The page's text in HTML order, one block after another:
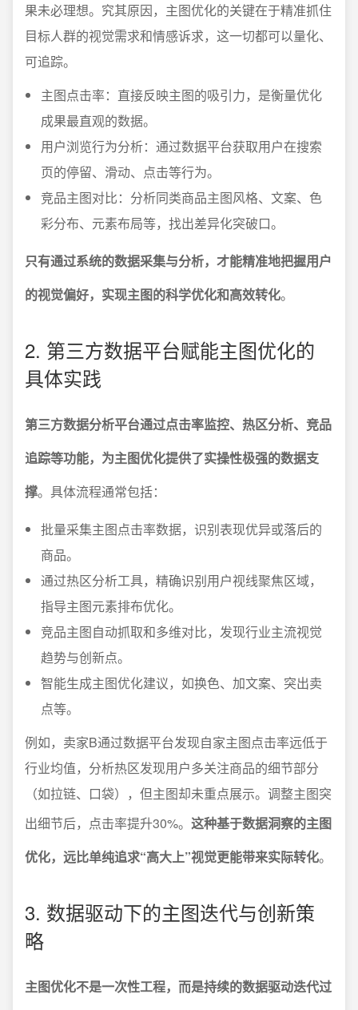
果未必理想。究其原因，主图优化的关键在于精准抓住
目标人群的视觉需求和情感诉求，这一切都可以量化、
可追踪。
主图点击率：直接反映主图的吸引力，是衡量优化
成果最直观的数据。
用户浏览行为分析：通过数据平台获取用户在搜索
页的停留、滑动、点击等行为。
竞品主图对比：分析同类商品主图风格、文案、色
彩分布、元素布局等，找出差异化突破口。
只有通过系统的数据采集与分析，才能精准地把握用户
的视觉偏好，实现主图的科学优化和高效转化。
2. 第三方数据平台赋能主图优化的
具体实践
第三方数据分析平台通过点击率监控、热区分析、竞品
追踪等功能，为主图优化提供了实操性极强的数据支
撑。具体流程通常包括：
批量采集主图点击率数据，识别表现优异或落后的
商品。
通过热区分析工具，精确识别用户视线聚焦区域，
指导主图元素排布优化。
竞品主图自动抓取和多维对比，发现行业主流视觉
趋势与创新点。
智能生成主图优化建议，如换色、加文案、突出卖
点等。
例如，卖家B通过数据平台发现自家主图点击率远低于
行业均值，分析热区发现用户多关注商品的细节部分
（如拉链、口袋），但主图却未重点展示。调整主图突
出细节后，点击率提升30%。 这种基于数据洞察的主图
优化，远比单纯追求“高大上”视觉更能带来实际转化。
3. 数据驱动下的主图迭代与创新策
略
主图优化不是一次性工程，而是持续的数据驱动迭代过